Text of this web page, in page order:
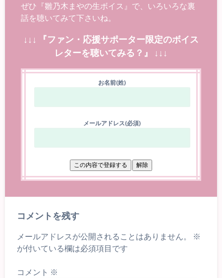
ぜひ『雛乃木まやの生ボイス』で、いろいろな裏
話を聴いてみて下さいね。
↓↓↓ 『ファン・応援サポーター限定のボイス
レターを聴いてみる？』 ↓↓↓
お名前(姓)
メールアドレス(必須)
コメントを残す
メールアドレスが公開されることはありません。
※
が付いている欄は必須項目です
コメント ※